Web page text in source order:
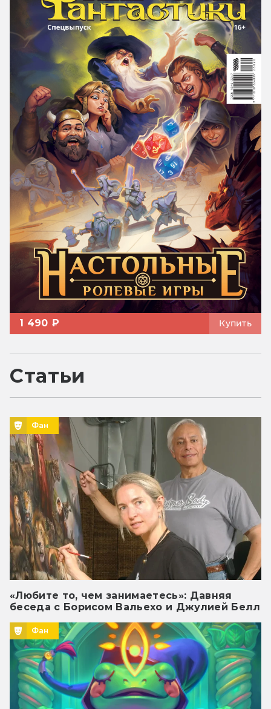
1 490 ₽ Купить
Статьи
Фан
«Любите то, чем занимаетесь»: Давняя
беседа с Борисом Вальехо и Джулией Белл
Фан